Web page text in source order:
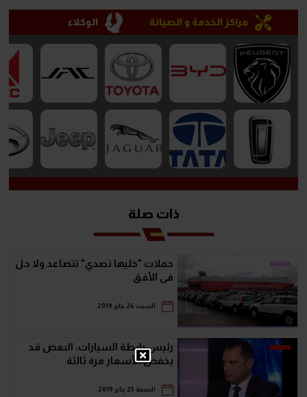
مراكز الخدمة و الصيانة الوكلاء
ذات صلة
حملات "خليها تصدي" تتصاعد ولا حل
فى الأفق
السبت 26 يناير 2019
رئيس رابطة السيارات: البعض قد
يخفض الأسعار مرة ثالثة
الجمعة 25 يناير 2019